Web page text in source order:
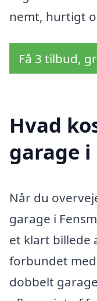
nemt, hurtigt
Få 3 tilbud,
Hvad
garage i
Når du
garage i
et klart billede
forbundet
dobbelt